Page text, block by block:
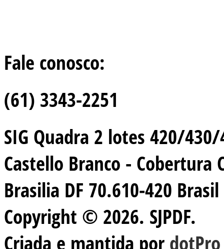
Fale conosco:
(61) 3343-2251
SIG Quadra 2 lotes 420/
Castello Branco - Cobertura
Brasilia DF 70.610-420 Brasil
Copyright © 2026. SJPDF.
Criada e mantida por